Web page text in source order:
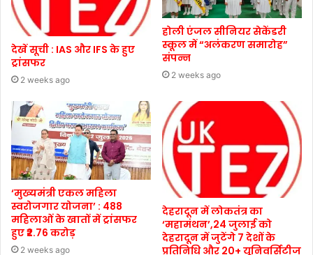
देखें सूची : IAS और IFS के हुए
ट्रांसफर
2 weeks ago
होली एंजल सीनियर सेकेंडरी
स्कूल में “अलंकरण समारोह”
संपन्न
2 weeks ago
‘मुख्यमंत्री एकल महिला
स्वरोजगार योजना’ : 488
महिलाओं के खातों में ट्रांसफर
हुए ₹2.76 करोड़
2 weeks ago
देहरादून में लोकतंत्र का
‘महामंथन’,24 जुलाई को
देहरादून में जुटेंगे 7 देशों के
प्रतिनिधि और 20+ यूनिवर्सिटीज